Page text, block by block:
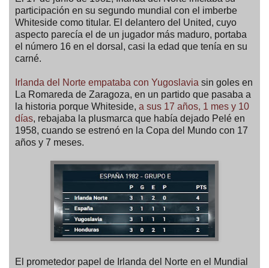
participación en su segundo mundial con el imberbe
Whiteside como titular. El delantero del United, cuyo
aspecto parecía el de un jugador más maduro, portaba
el número 16 en el dorsal, casi la edad que tenía en su
carné.
Irlanda del Norte empataba con Yugoslavia sin goles en
La Romareda de Zaragoza, en un partido que pasaba a
la historia porque Whiteside, a sus 17 años, 1 mes y 10
días, rebajaba la plusmarca que había dejado Pelé en
1958, cuando se estrenó en la Copa del Mundo con 17
años y 7 meses.
El prometedor papel de Irlanda del Norte en el Mundial